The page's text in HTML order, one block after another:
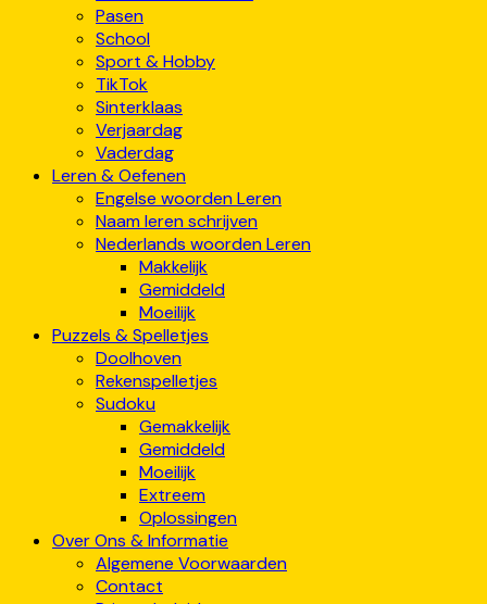
Pasen
School
Sport & Hobby
TikTok
Sinterklaas
Verjaardag
Vaderdag
Leren & Oefenen
Engelse woorden Leren
Naam leren schrijven
Nederlands woorden Leren
Makkelijk
Gemiddeld
Moeilijk
Puzzels & Spelletjes
Doolhoven
Rekenspelletjes
Sudoku
Gemakkelijk
Gemiddeld
Moeilijk
Extreem
Oplossingen
Over Ons & Informatie
Algemene Voorwaarden
Contact